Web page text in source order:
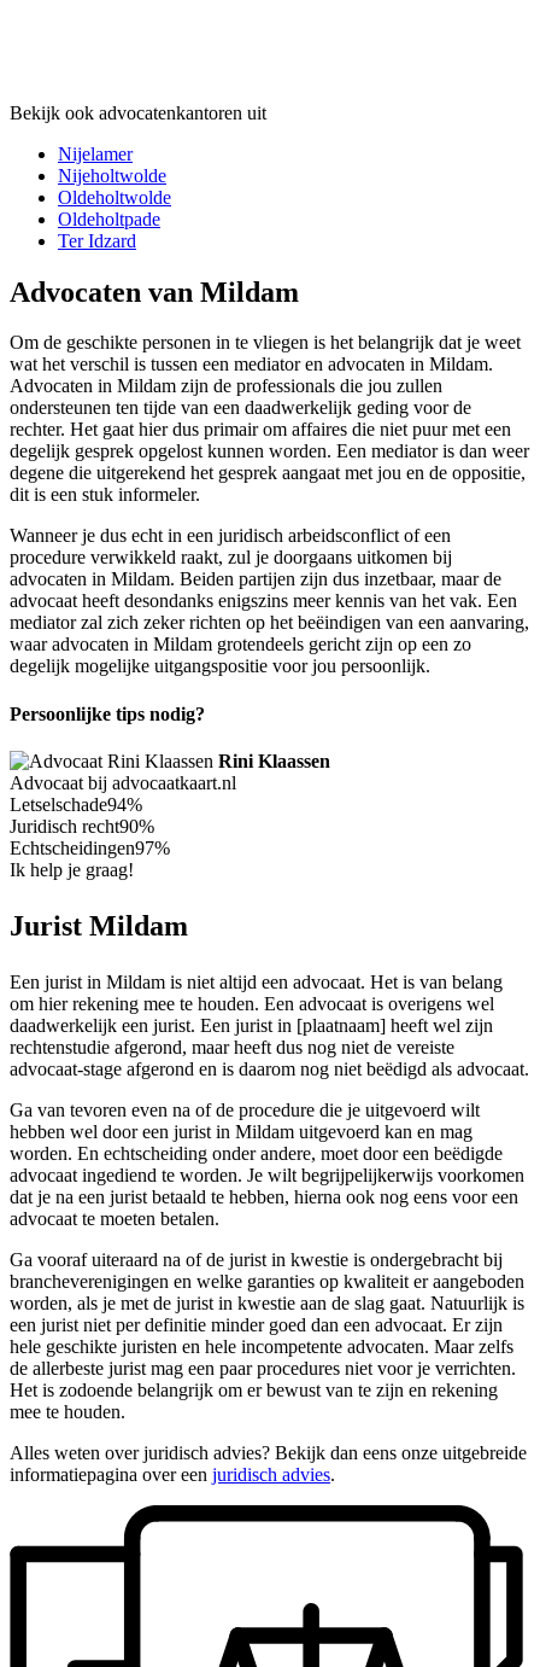
Bekijk ook advocatenkantoren uit
Nijelamer
Nijeholtwolde
Oldeholtwolde
Oldeholtpade
Ter Idzard
Advocaten van Mildam
Om de geschikte personen in te vliegen is het belangrijk dat je weet
wat het verschil is tussen een mediator en advocaten in Mildam.
Advocaten in Mildam zijn de professionals die jou zullen
ondersteunen ten tijde van een daadwerkelijk geding voor de
rechter. Het gaat hier dus primair om affaires die niet puur met een
degelijk gesprek opgelost kunnen worden. Een mediator is dan weer
degene die uitgerekend het gesprek aangaat met jou en de oppositie,
dit is een stuk informeler.
Wanneer je dus echt in een juridisch arbeidsconflict of een
procedure verwikkeld raakt, zul je doorgaans uitkomen bij
advocaten in Mildam. Beiden partijen zijn dus inzetbaar, maar de
advocaat heeft desondanks enigszins meer kennis van het vak. Een
mediator zal zich zeker richten op het beëindigen van een aanvaring,
waar advocaten in Mildam grotendeels gericht zijn op een zo
degelijk mogelijke uitgangspositie voor jou persoonlijk.
Persoonlijke tips nodig?
Rini Klaassen
Advocaat bij advocaatkaart.nl
Letselschade94%
Juridisch recht90%
Echtscheidingen97%
Ik help je graag!
Jurist Mildam
Een jurist in Mildam is niet altijd een advocaat. Het is van belang
om hier rekening mee te houden. Een advocaat is overigens wel
daadwerkelijk een jurist. Een jurist in [plaatnaam] heeft wel zijn
rechtenstudie afgerond, maar heeft dus nog niet de vereiste
advocaat-stage afgerond en is daarom nog niet beëdigd als advocaat.
Ga van tevoren even na of de procedure die je uitgevoerd wilt
hebben wel door een jurist in Mildam uitgevoerd kan en mag
worden. En echtscheiding onder andere, moet door een beëdigde
advocaat ingediend te worden. Je wilt begrijpelijkerwijs voorkomen
dat je na een jurist betaald te hebben, hierna ook nog eens voor een
advocaat te moeten betalen.
Ga vooraf uiteraard na of de jurist in kwestie is ondergebracht bij
brancheverenigingen en welke garanties op kwaliteit er aangeboden
worden, als je met de jurist in kwestie aan de slag gaat. Natuurlijk is
een jurist niet per definitie minder goed dan een advocaat. Er zijn
hele geschikte juristen en hele incompetente advocaten. Maar zelfs
de allerbeste jurist mag een paar procedures niet voor je verrichten.
Het is zodoende belangrijk om er bewust van te zijn en rekening
mee te houden.
Alles weten over juridisch advies? Bekijk dan eens onze uitgebreide
informatiepagina over een juridisch advies.